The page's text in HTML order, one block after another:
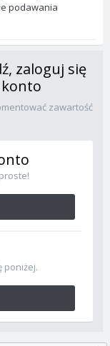
podawania
zaloguj się
zawartość
poniżej.